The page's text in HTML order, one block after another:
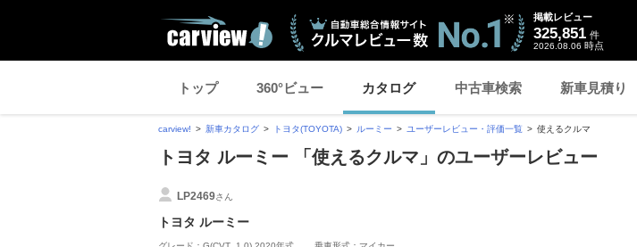
掲載レビュー
325,851 件
2026.08.06 時点
トップ 360°ビュー カタログ 中古車検索 新車見積り
carview! 新車カタログ トヨタ(TOYOTA) ルーミー ユーザーレビュー・評価一覧 使えるクルマ
トヨタ ルーミー 「使えるクルマ」のユーザーレビュー
LP2469さん
トヨタ ルーミー